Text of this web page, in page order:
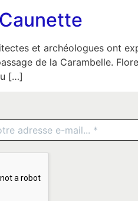
et archéologues ont
de la Carambelle.
[…]